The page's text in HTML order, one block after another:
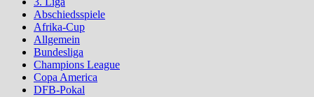
Abschiedsspiele
Afrika-Cup
Allgemein
Bundesliga
Champions League
Copa America
DFB-Pokal